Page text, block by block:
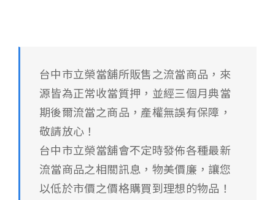
(已售出)流當筆記型電腦-Acer-
Swift3
台中市立榮當舖所販售之流當商品，來
源皆為正常收當質押，並經三個月典當
期後爾流當之商品，產權無誤有保障，
敬請放心！
台中市立榮當舖會不定時發佈各種最新
流當商品之相關訊息，物美價廉，讓您
以低於市價之價格購買到理想的物品！